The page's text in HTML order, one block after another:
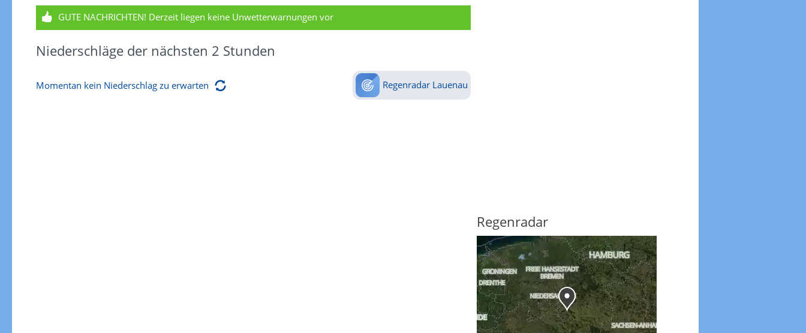
GUTE NACHRICHTEN! Derzeit liegen keine Unwetterwarnungen vor
Niederschläge der nächsten 2 Stunden
Momentan kein Niederschlag zu erwarten Regenradar Lauenau
Regenradar